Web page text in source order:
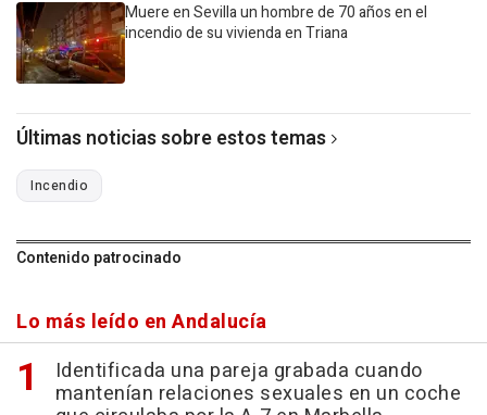
Muere en Sevilla un hombre de 70 años en el
incendio de su vivienda en Triana
Últimas noticias sobre estos temas
Incendio
Contenido patrocinado
Lo más leído en Andalucía
Identificada una pareja grabada cuando
mantenían relaciones sexuales en un coche